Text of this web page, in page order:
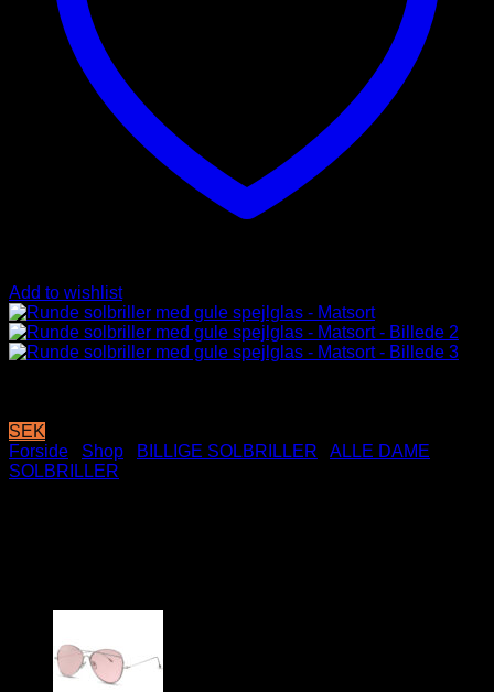
Add to wishlist
SEK
Forside
Shop BILLIGE SOLBRILLER
ALLE DAME
SOLBRILLER